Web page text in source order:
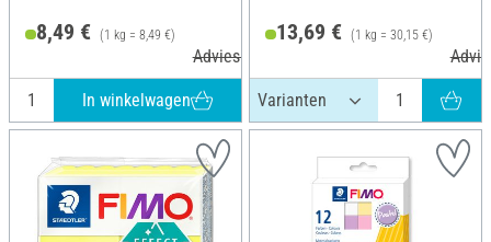
8,49 € (1 kg = 8,49 €)
Adviesprijs 9,99 €
In winkelwagen
13,69 € (1 kg = 30,15 €)